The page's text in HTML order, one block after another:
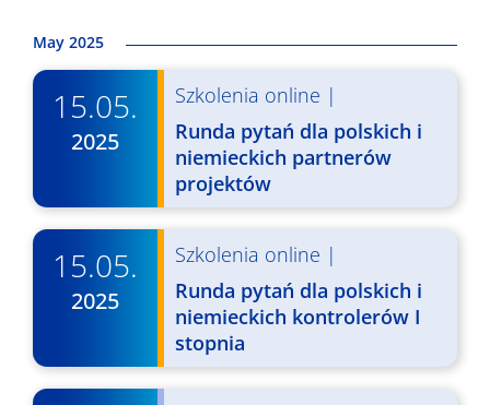
a
r
z
e
i
a
N
w
z
e
W
k
May 2025
15.05.
2025
Szkolenia online |
Runda pytań dla polskich i
niemieckich partnerów
projektów
15.05.
2025
Szkolenia online |
Runda pytań dla polskich i
niemieckich kontrolerów I
stopnia